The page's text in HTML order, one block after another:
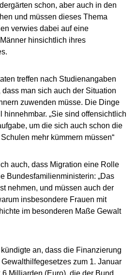
schon, aber auch in den
und müssen dieses Thema
verwies dabei auf eine
hinsichtlich ihres
treffen nach Studienangaben
dass man sich auch der Situation
zuwenden müsse. Die Dinge
hinnehmbar. „Sie sind offensichtlich
um die sich auch schon die
mehr kümmern müssen“
auch, dass Migration eine Rolle
Bundesfamilienministerin: „Das
nehmen, und müssen auch der
insbesondere Frauen mit
im besonderen Maße Gewalt
an, dass die Finanzierung
zum 1. Januar
Milliarden (Euro), die der Bund